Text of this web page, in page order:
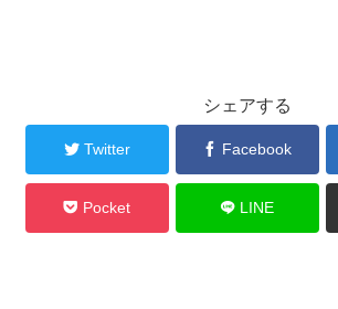
シェアする
Twitter Facebook
Pocket LINE